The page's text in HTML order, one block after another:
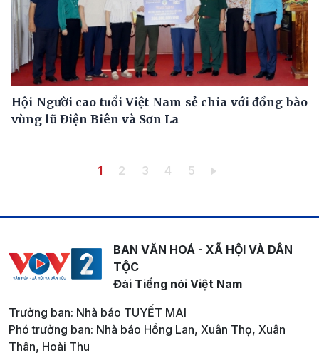
Hội Người cao tuổi Việt Nam sẻ chia với đồng bào
vùng lũ Điện Biên và Sơn La
Trang hiện thời
1 Trang
2 Trang
3 Trang
4 Trang
5
BAN VĂN HOÁ - XÃ HỘI VÀ DÂN
TỘC
Đài Tiếng nói Việt Nam
Trưởng ban: Nhà báo TUYẾT MAI
Phó trưởng ban: Nhà báo Hồng Lan, Xuân Thọ, Xuân
Thân, Hoài Thu